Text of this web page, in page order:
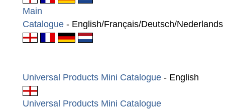
Main
Catalogue - English/Français/Deutsch/Nederlands
Universal Products Mini Catalogue - English
Universal Products Mini Catalogue